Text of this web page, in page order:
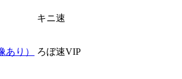
キニ速
り） ろぼ速VIP